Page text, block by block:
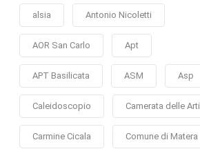
alsia Antonio Nicoletti
AOR San Carlo Apt
APT Basilicata ASM Asp
Caleidoscopio Camerata delle Arti
Carmine Cicala Comune di Matera